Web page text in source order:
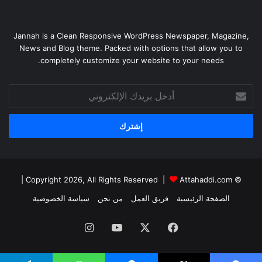
Jannah is a Clean Responsive WordPress Newspaper, Magazine,
News and Blog theme. Packed with options that allow you to
completely customize your website to your needs.
بريدك
الإلكتروني
© Copyright 2026, All Rights Reserved |
Attahaddi.com
الصفحة الرئيسية
فريق العمل من نحن سياسة الخصوصية
فيسبوك يوتيوب